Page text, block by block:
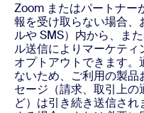
Zoom またはパートナー
報を受け取らない場合、
ルや SMS）内から、ま
ル送信によりマーケティ
オプトアウトできます
ないため、ご利用の製
セージ（請求、取引上
ど）は引き続き送信さ